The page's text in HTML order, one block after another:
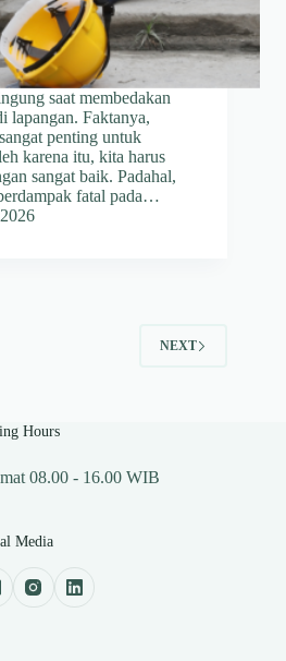
saat membedakan
lapangan. Faktanya,
penting untuk
karena itu, kita harus
sangat baik. Padahal,
fatal pada…
NEXT
Hours
08.00 - 16.00 WIB
Media